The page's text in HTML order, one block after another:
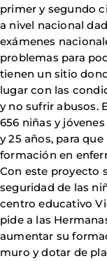
primer y segundo
a nivel nacional
exámenes
problemas para
tienen un sitio
lugar con las
y no sufrir abusos.
656 niñas y
y 25 años, para
formación en
Con este proyecto
seguridad de las
centro educativo
pide a las
aumentar su
muro y dotar de